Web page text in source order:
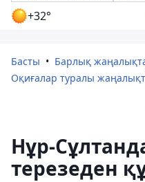
+32°
Басты
Барлық
Оқиғалар туралы
Нұр-
терезеден